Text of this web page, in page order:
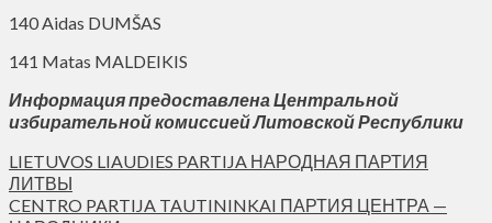
140 Aidas DUMŠAS
141 Matas MALDEIKIS
Информация предоставлена Центральной
избирательной комиссией Литовской Республики
LIETUVOS LIAUDIES PARTIJA НАРОДНАЯ ПАРТИЯ
ЛИТВЫ
CENTRO PARTIJA TAUTININKAI ПАРТИЯ ЦЕНТРА —